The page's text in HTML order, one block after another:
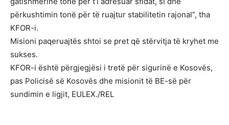
përkushtimin tonë për të ruajtur stabilitetin rajonal”, tha
KFOR-i.
Misioni paqeruajtës shtoi se pret që stërvitja të kryhet me
sukses.
KFOR-i është përgjegjësi i tretë për sigurinë e Kosovës,
pas Policisë së Kosovës dhe misionit të BE-së për
sundimin e ligjit, EULEX./REL